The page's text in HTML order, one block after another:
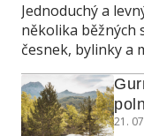
Jednoduchý a
několika běžných
česnek, bylinky a
21.